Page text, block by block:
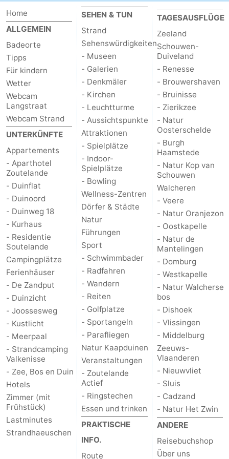
Home
ALLGEMEIN
Badeorte
Tipps
Für kindern
Wetter
Webcam
Langstraat
Webcam Strand
UNTERKÜNFTE
Appartements
- Aparthotel
Zoutelande
- Duinflat
- Duinoord
- Duinweg 18
- Kurhaus
- Residentie
Soutelande
Campingplätze
Ferienhäuser
- De Zandput
- Duinzicht
- Joossesweg
- Kustlicht
- Meerpaal
- Strandcamping
Valkenisse
- Zee, Bos en Duin
Hotels
Zimmer (mit
Frühstück)
Lastminutes
Strandhaeuschen
SEHEN & TUN
Strand
Sehenswürdigkeiten
- Museen
- Galerien
- Denkmäler
- Kirchen
- Leuchtturme
- Aussichtspunkte
Attraktionen
- Spielplätze
- Indoor-
Spielplätze
- Bowling
Wellness-Zentren
Dörfer & Städte
Natur
Führungen
Sport
- Schwimmbader
- Radfahren
- Wandern
- Reiten
- Golfplatze
- Sportangeln
- Parafliegen
Natur Kaapduinen
Veranstaltungen
- Zoutelande
Actief
- Ringstechen
Essen und trinken
PRAKTISCHE
INFO.
Route
TAGESAUSFLÜGE
Zeeland
Schouwen-
Duiveland
- Renesse
- Brouwershaven
- Bruinisse
- Zierikzee
- Natur
Oosterschelde
- Burgh
Haamstede
- Natur Kop van
Schouwen
Walcheren
- Veere
- Natur Oranjezon
- Oostkapelle
- Natur de
Mantelingen
- Domburg
- Westkapelle
- Natur Walcherse
bos
- Dishoek
- Vlissingen
- Middelburg
Zeeuws-
Vlaanderen
- Nieuwvliet
- Sluis
- Cadzand
- Natur Het Zwin
ANDERE
Reisebuchshop
Über uns